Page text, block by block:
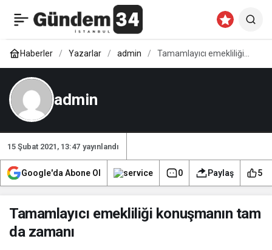
Haberler Yazarlar admin
Tamamlayıcı emekliliği
admin
15 Şubat 2021, 13:47 yayınlandı
Google'da Abone Ol 0 Paylaş 5
Tamamlayıcı emekliliği konuşmanın tam
da zamanı
Sağlık prim borcu olanlar
için fırsat kaçmadı
0 Paylaş